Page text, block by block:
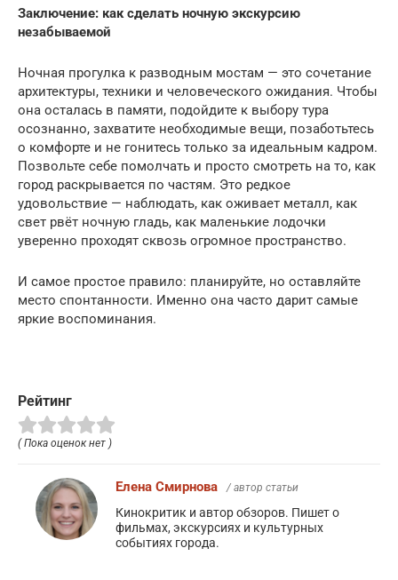
Заключение: как сделать ночную экскурсию
незабываемой
Ночная прогулка к разводным мостам — это сочетание
архитектуры, техники и человеческого ожидания. Чтобы
она осталась в памяти, подойдите к выбору тура
осознанно, захватите необходимые вещи, позаботьтесь
о комфорте и не гонитесь только за идеальным кадром.
Позвольте себе помолчать и просто смотреть на то, как
город раскрывается по частям. Это редкое
удовольствие — наблюдать, как оживает металл, как
свет рвёт ночную гладь, как маленькие лодочки
уверенно проходят сквозь огромное пространство.
И самое простое правило: планируйте, но оставляйте
место спонтанности. Именно она часто дарит самые
яркие воспоминания.
Рейтинг
( Пока оценок нет )
Елена Смирнова / автор статьи
Кинокритик и автор обзоров. Пишет о
фильмах, экскурсиях и культурных
событиях города.